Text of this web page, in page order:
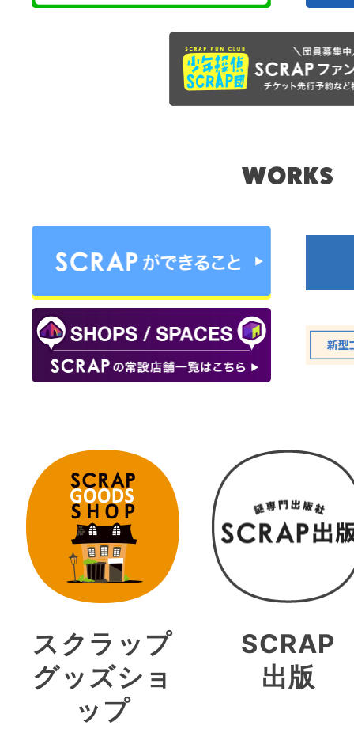
スクラップ
グッズショ
ップ
SCRAP
出版